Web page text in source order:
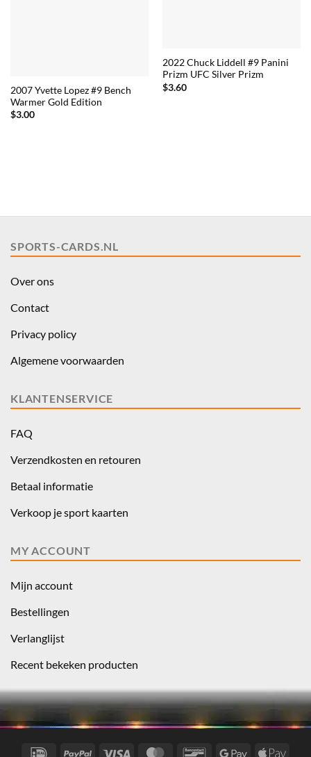
2007 Yvette Lopez #9 Bench
Warmer Gold Edition
$3.00
2022 Chuck Liddell #9 Panini
Prizm UFC Silver Prizm
$3.60
SPORTS-CARDS.NL
Over ons
Contact
Privacy policy
Algemene voorwaarden
KLANTENSERVICE
FAQ
Verzendkosten en retouren
Betaal informatie
Verkoop je sport kaarten
MY ACCOUNT
Mijn account
Bestellingen
Verlanglijst
Recent bekeken producten
IDeal PayPal Visa MasterCardBancontactGoogle Apple